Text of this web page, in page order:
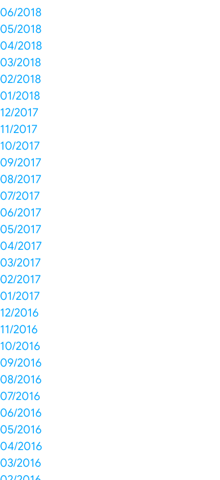
06/2018
05/2018
04/2018
03/2018
02/2018
01/2018
12/2017
11/2017
10/2017
09/2017
08/2017
07/2017
06/2017
05/2017
04/2017
03/2017
02/2017
01/2017
12/2016
11/2016
10/2016
09/2016
08/2016
07/2016
06/2016
05/2016
04/2016
03/2016